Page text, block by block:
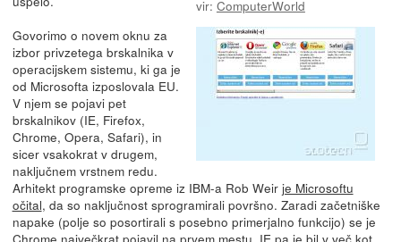
vir: ComputerWorld
Govorimo o novem oknu za
izbor privzetega brskalnika v
operacijskem sistemu, ki ga je
od Microsofta izposlovala EU.
V njem se pojavi pet
brskalnikov (IE, Firefox,
Chrome, Opera, Safari), in
sicer vsakokrat v drugem,
naključnem vrstnem redu.
Arhitekt programske opreme iz IBM-a Rob Weir je Microsoftu
očital, da so naključnost sprogramirali površno. Zaradi začetniške
napake (polje so posortirali s posebno primerjalno funkcijo) se je
Chrome največkrat pojavil na prvem mestu, IE pa je bil v več kot